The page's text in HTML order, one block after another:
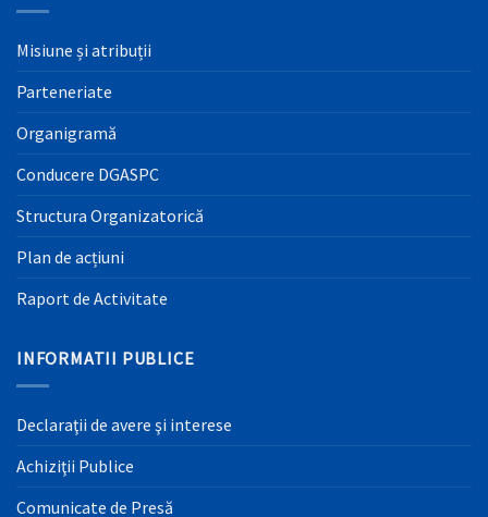
Misiune și atribuții
Parteneriate
Organigramă
Conducere DGASPC
Structura Organizatorică
Plan de acțiuni
Raport de Activitate
INFORMATII PUBLICE
Declaraţii de avere şi interese
Achiziţii Publice
Comunicate de Presă